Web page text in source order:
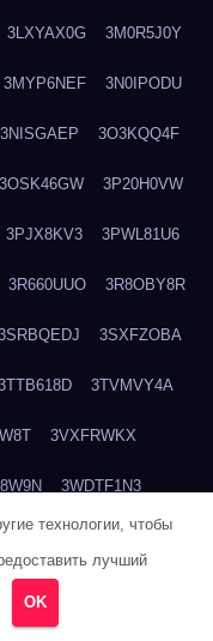
3LXYAX0G 3M0R5J0Y
3MYP6NEF 3N0IPODU
3NISGAEP 3O3KQQ4F
3OSK46GW 3P20H0VW
3PJX8KV3 3PWL81U6
3R660UUO 3R8OBY8R
3SXFZOBA
3TVMVY4A
3VXFRWKX
3WDTF1N3
3X71FE60
3XWW9P5D
технологии, чтобы
лучший
OK